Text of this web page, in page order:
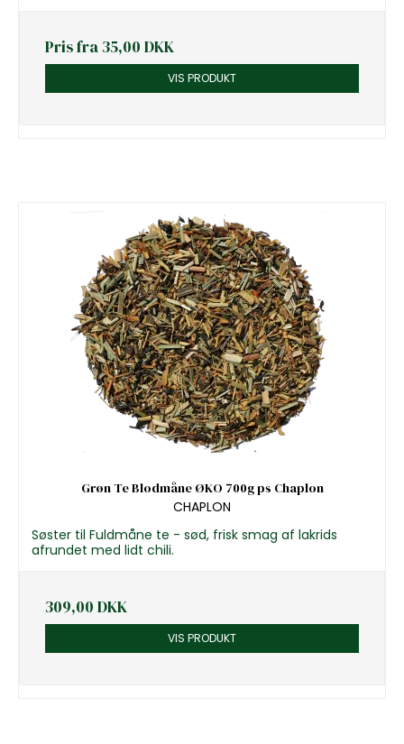
Pris fra35,00 DKK
VIS PRODUKT
Grøn Te Blodmåne ØKO 700g ps Chaplon
CHAPLON
Søster til Fuldmåne te - sød, frisk smag af lakrids
afrundet med lidt chili.
309,00 DKK
VIS PRODUKT